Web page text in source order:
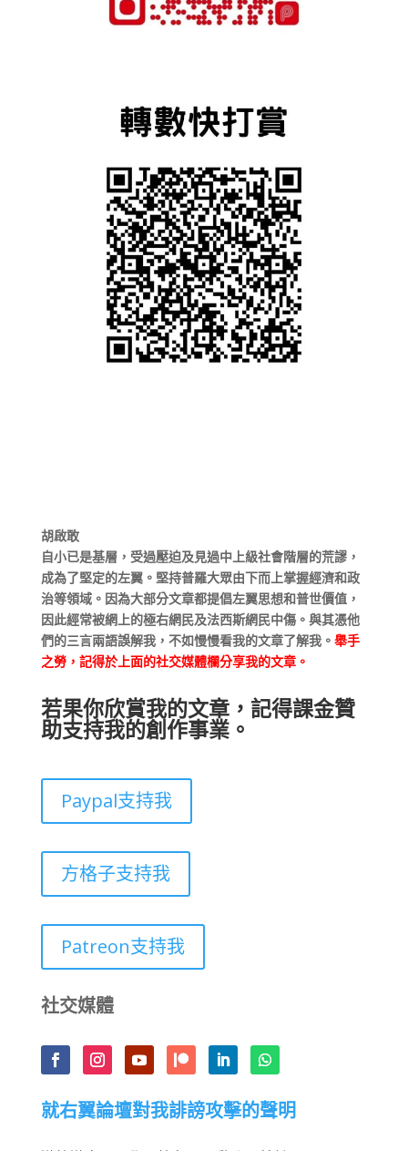
胡啟敢
自小已是基層，受過壓迫及見過中上級社會階層的荒謬，
成為了堅定的左翼。堅持普羅大眾由下而上掌握經濟和政
治等領域。因為大部分文章都提倡左翼思想和普世價值，
因此經常被網上的極右網民及法西斯網民中傷。與其憑他
們的三言兩語誤解我，不如慢慢看我的文章了解我。 舉手
之勞，記得於上面的社交媒體欄分享我的文章。
若果你欣賞我的文章，記得課金贊
助支持我的創作事業。
Paypal支持我
方格子支持我
Patreon支持我
社交媒體
就右翼論壇對我誹謗攻擊的聲明